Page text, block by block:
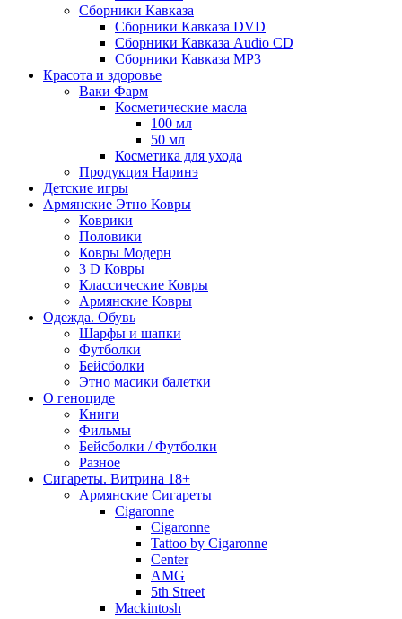
Сборники Кавказа
Сборники Кавказа DVD
Сборники Кавказа Audio CD
Сборники Кавказа MP3
Красота и здоровье
Ваки Фарм
Косметические масла
100 мл
50 мл
Косметика для ухода
Продукция Наринэ
Детские игры
Армянские Этно Ковры
Коврики
Половики
Ковры Модерн
3 D Ковры
Классические Ковры
Армянские Ковры
Одежда. Обувь
Шарфы и шапки
Футболки
Бейсболки
Этно масики балетки
О геноциде
Книги
Фильмы
Бейсболки / Футболки
Разное
Сигареты. Витрина 18+
Армянские Сигареты
Cigaronne
Cigaronne
Tattoo by Cigaronne
Center
AMG
5th Street
Mackintosh